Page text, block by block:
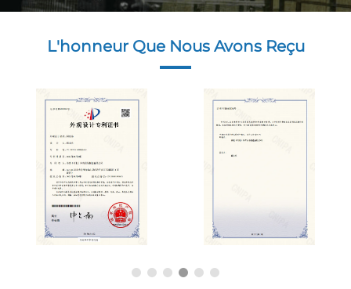
L'honneur Que Nous Avons Reçu